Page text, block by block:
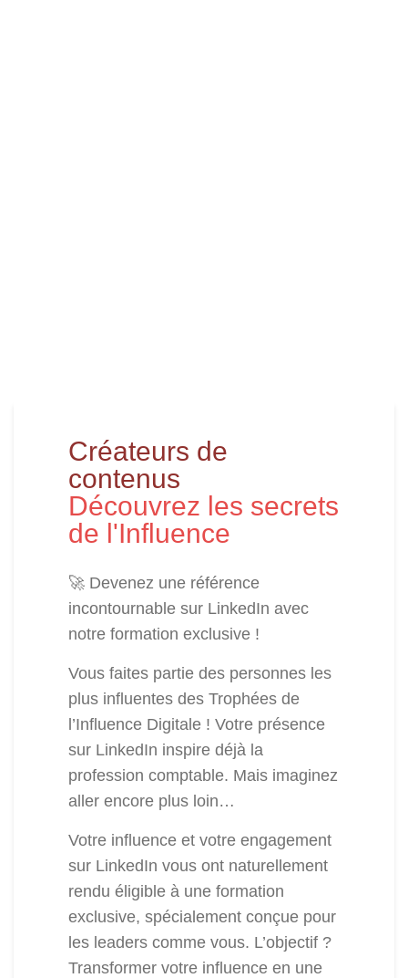
Créateurs de
contenus
Découvrez les secrets
de l'Influence
🚀 Devenez une référence
incontournable sur LinkedIn avec
notre formation exclusive !
Vous faites partie des personnes les
plus influentes des Trophées de
l’Influence Digitale ! Votre présence
sur LinkedIn inspire déjà la
profession comptable. Mais imaginez
aller encore plus loin…
Votre influence et votre engagement
sur LinkedIn vous ont naturellement
rendu éligible à une formation
exclusive, spécialement conçue pour
les leaders comme vous. L’objectif ?
Transformer votre influence en une